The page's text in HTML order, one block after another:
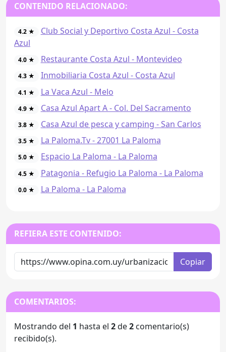
CONTENIDO RELACIONADO:
4.2 ★
Club Social y Deportivo Costa Azul - Costa
Azul
4.0 ★ Restaurante Costa Azul - Montevideo
4.3 ★ Inmobiliaria Costa Azul - Costa Azul
4.1 ★ La Vaca Azul - Melo
4.9 ★ Casa Azul Apart A - Col. Del Sacramento
3.8 ★ Casa Azul de pesca y camping - San Carlos
3.5 ★ La Paloma.Tv - 27001 La Paloma
5.0 ★ Espacio La Paloma - La Paloma
4.5 ★ Patagonia - Refugio La Paloma - La Paloma
0.0 ★ La Paloma - La Paloma
REFIERA ESTE CONTENIDO:
Copiar
COMENTARIOS:
Mostrando del 1 hasta el 2de2 comentario(s)
recibido(s).